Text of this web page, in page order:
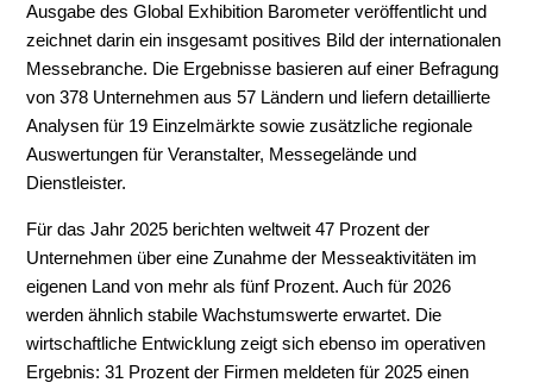
Ausgabe des Global Exhibition Barometer veröffentlicht und
zeichnet darin ein insgesamt positives Bild der internationalen
Messebranche. Die Ergebnisse basieren auf einer Befragung
von 378 Unternehmen aus 57 Ländern und liefern detaillierte
Analysen für 19 Einzelmärkte sowie zusätzliche regionale
Auswertungen für Veranstalter, Messegelände und
Dienstleister.
Für das Jahr 2025 berichten weltweit 47 Prozent der
Unternehmen über eine Zunahme der Messeaktivitäten im
eigenen Land von mehr als fünf Prozent. Auch für 2026
werden ähnlich stabile Wachstumswerte erwartet. Die
wirtschaftliche Entwicklung zeigt sich ebenso im operativen
Ergebnis: 31 Prozent der Firmen meldeten für 2025 einen